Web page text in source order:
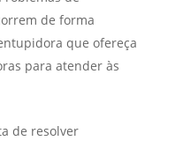
de forma
que ofereça
para atender às
de resolver